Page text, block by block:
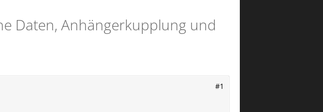
Daten, Anhängerkupplung und
#1